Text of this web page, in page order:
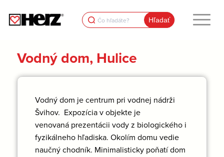
Search
for:
Vodný dom, Hulice
Vodný dom je centrum pri vodnej nádrži
Švihov. Expozícia v objekte je
venovaná prezentácii vody z biologického i
fyzikálneho hľadiska. Okolím domu vedie
naučný chodník. Minimalisticky poňatí dom